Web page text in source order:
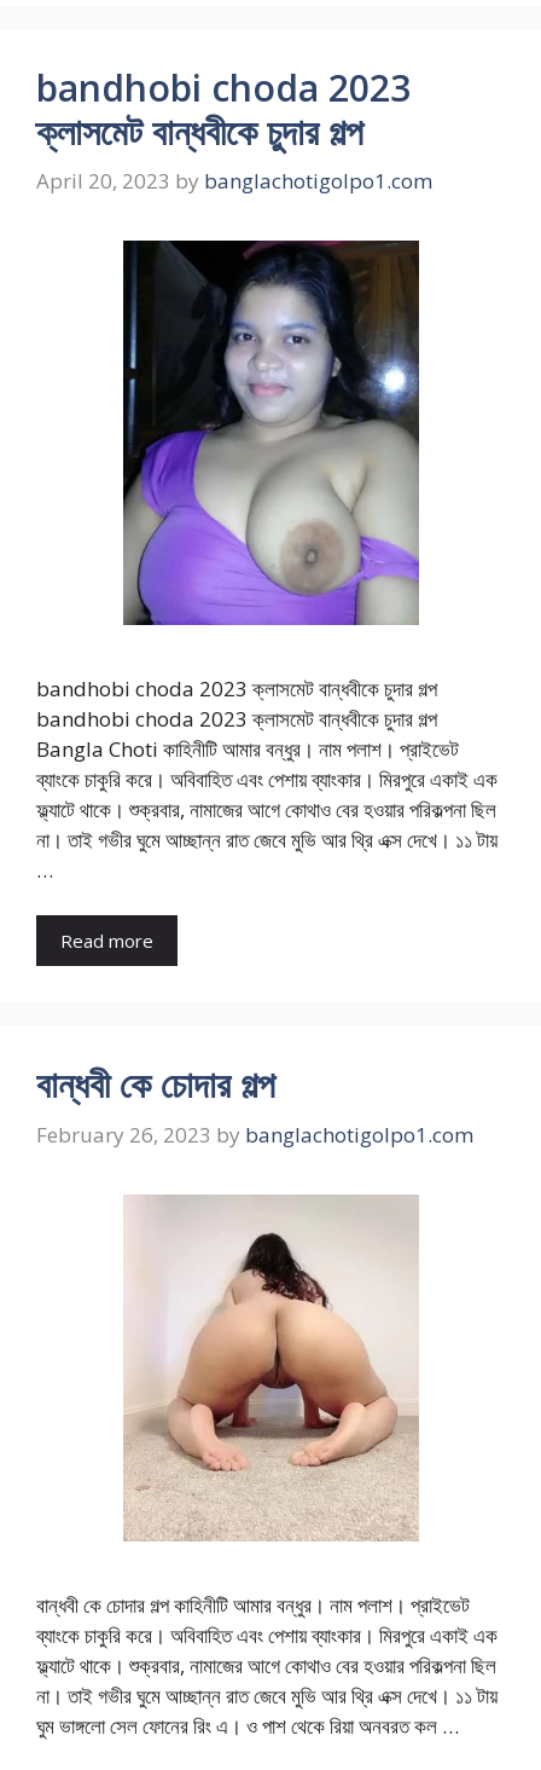
bandhobi choda 2023
ক্লাসমেট বান্ধবীকে চুদার গল্প
April 20, 2023 by banglachotigolpo1.com
bandhobi choda 2023 ক্লাসমেট বান্ধবীকে চুদার গল্প
bandhobi choda 2023 ক্লাসমেট বান্ধবীকে চুদার গল্প
Bangla Choti কাহিনীটি আমার বন্ধুর। নাম পলাশ। প্রাইভেট
ব্যাংকে চাকুরি করে। অবিবাহিত এবং পেশায় ব্যাংকার। মিরপুরে একাই এক
ফ্ল্যাটে থাকে। শুক্রবার, নামাজের আগে কোথাও বের হওয়ার পরিকল্পনা ছিল
না। তাই গভীর ঘুমে আচ্ছান্ন রাত জেবে মুভি আর থ্রি এক্স দেখে। ১১ টায়
…
Read more
বান্ধবী কে চোদার গল্প
February 26, 2023 by banglachotigolpo1.com
বান্ধবী কে চোদার গল্প কাহিনীটি আমার বন্ধুর। নাম পলাশ। প্রাইভেট
ব্যাংকে চাকুরি করে। অবিবাহিত এবং পেশায় ব্যাংকার। মিরপুরে একাই এক
ফ্ল্যাটে থাকে। শুক্রবার, নামাজের আগে কোথাও বের হওয়ার পরিকল্পনা ছিল
না। তাই গভীর ঘুমে আচ্ছান্ন রাত জেবে মুভি আর থ্রি এক্স দেখে। ১১ টায়
ঘুম ভাঙ্গলো সেল ফোনের রিং এ। ও পাশ থেকে রিয়া অনবরত কল …